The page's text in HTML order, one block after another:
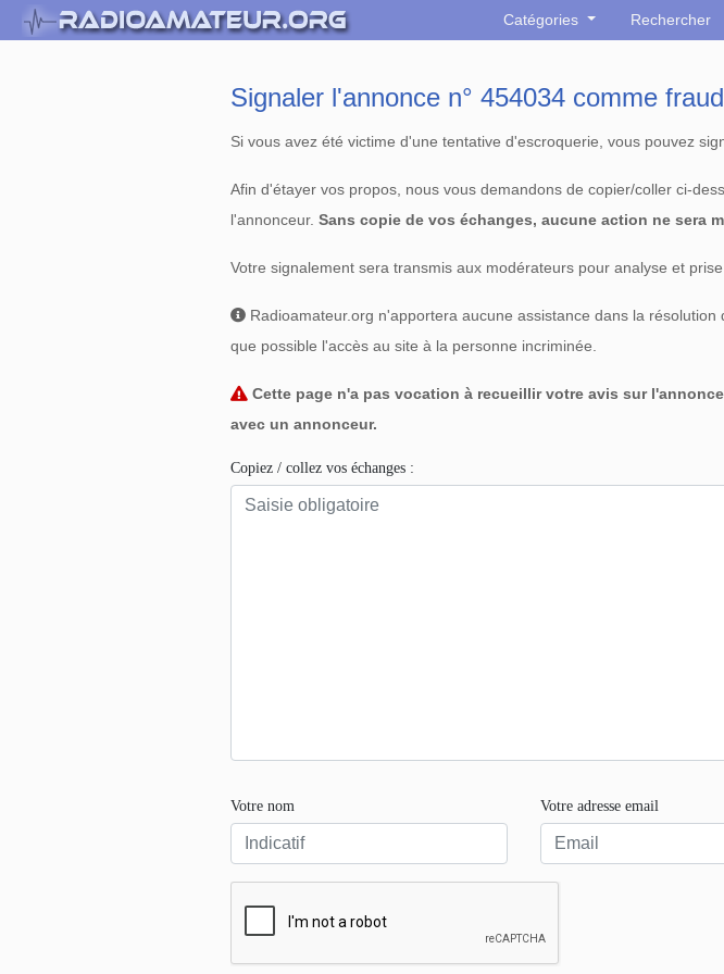
Catégories Rechercher
Signaler l'annonce n° 454034 comme
Si vous avez été victime d'une tentative d'escroquerie, vous pouvez
Afin d'étayer vos propos, nous vous demandons de copier/coller ci-
l'annonceur. Sans copie de vos échanges, aucune action ne sera
Votre signalement sera transmis aux modérateurs pour analyse et prise
Radioamateur.org n'apportera aucune assistance dans la
que possible l'accès au site à la personne incriminée.
Cette page n'a pas vocation à recueillir votre avis sur
avec un annonceur.
Copiez / collez vos échanges :
Votre nom Votre adresse email